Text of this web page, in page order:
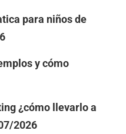
para niños de
y cómo
¿cómo llevarlo a
2026